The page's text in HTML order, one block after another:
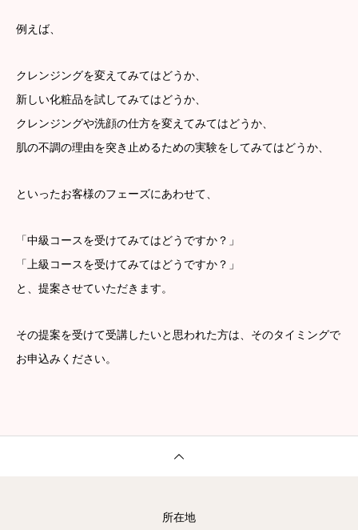
例えば、
クレンジングを変えてみてはどうか、
新しい化粧品を試してみてはどうか、
クレンジングや洗顔の仕方を変えてみてはどうか、
肌の不調の理由を突き止めるための実験をしてみてはどうか、
といったお客様のフェーズにあわせて、
「中級コースを受けてみてはどうですか？」
「上級コースを受けてみてはどうですか？」
と、提案させていただきます。
その提案を受けて受講したいと思われた方は、そのタイミングで
お申込みください。
所在地